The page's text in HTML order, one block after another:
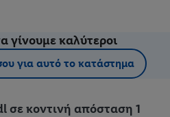
γίνουμε καλύτεροι
για αυτό το κατάστημα
σε κοντινή απόσταση 1